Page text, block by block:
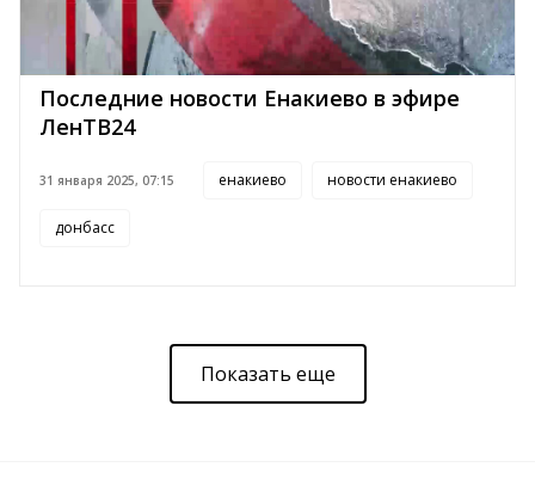
Последние новости Енакиево в эфире
ЛенТВ24
31 января 2025, 07:15 енакиево новости енакиево
донбасс
Показать еще